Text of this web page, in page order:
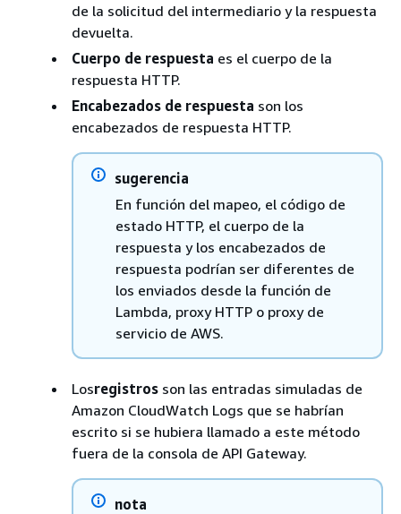
de la solicitud del intermediario y la respuesta
devuelta.
Cuerpo de respuesta es el cuerpo de la
respuesta HTTP.
Encabezados de respuesta son los
encabezados de respuesta HTTP.
sugerencia
En función del mapeo, el código de
estado HTTP, el cuerpo de la
respuesta y los encabezados de
respuesta podrían ser diferentes de
los enviados desde la función de
Lambda, proxy HTTP o proxy de
servicio de AWS.
Losregistros son las entradas simuladas de
Amazon CloudWatch Logs que se habrían
escrito si se hubiera llamado a este método
fuera de la consola de API Gateway.
nota